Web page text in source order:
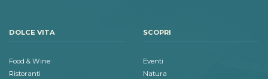
DOLCE VITA
Food & Wine
Ristoranti
SCOPRI
Eventi
Natura